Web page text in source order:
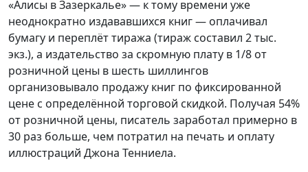
«Алисы в Зазеркалье» — к тому времени уже
неоднократно издававшихся книг — оплачивал
бумагу и переплёт тиража (тираж составил 2 тыс.
экз.), а издательство за скромную плату в 1/8 от
розничной цены в шесть шиллингов
организовывало продажу книг по фиксированной
цене с определённой торговой скидкой. Получая 54%
от розничной цены, писатель заработал примерно в
30 раз больше, чем потратил на печать и оплату
иллюстраций Джона Тенниела.